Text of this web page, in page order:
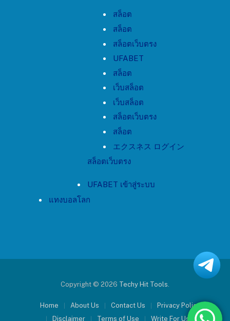
สล็อต
สล็อต
สล็อตเว็บตรง
UFABET
สล็อต
เว็บสล็อต
เว็บสล็อต
สล็อตเว็บตรง
สล็อต
エクスネス ログイン
สล็อตเว็บตรง
UFABET เข้าสู่ระบบ
แทงบอลโลก
Copyright © 2026 Techy Hit Tools
Home About Us Contact Us
Privacy Policy
Disclaimer
Terms of Use Write For Us